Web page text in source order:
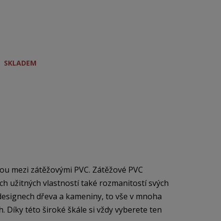
SKLADEM
mezi zátěžovými PVC. Zátěžové PVC
užitných vlastností také rozmanitostí svých
dřeva a kameniny, to vše v mnoha
Díky této široké škále si vždy vyberete ten